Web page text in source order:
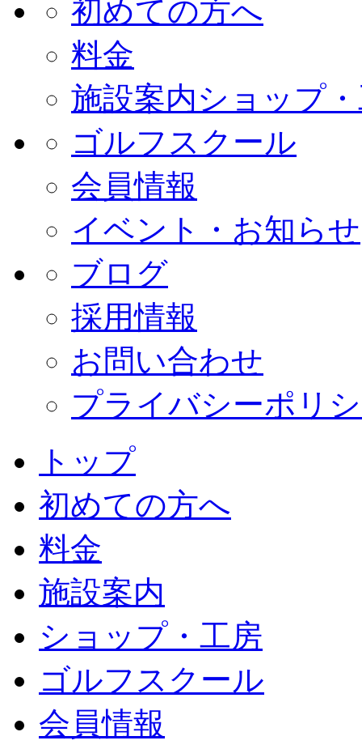
初めての方へ
料金
施設案内ショップ
ゴルフスクール
会員情報
イベント・お知らせ
ブログ
採用情報
お問い合わせ
プライバシーポリ
トップ
初めての方へ
料金
施設案内
ショップ・工房
ゴルフスクール
会員情報